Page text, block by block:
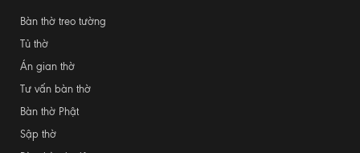
Bàn thờ treo tường
Tủ thờ
Án gian thờ
Tư vấn bàn thờ
Bàn thờ Phật
Sập thờ